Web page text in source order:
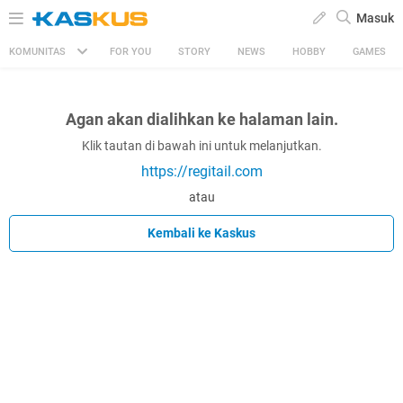
Masuk
KOMUNITAS FOR YOU STORY NEWS HOBBY GAMES
Agan akan dialihkan ke halaman lain.
Klik tautan di bawah ini untuk melanjutkan.
https://regitail.com
atau
Kembali ke Kaskus